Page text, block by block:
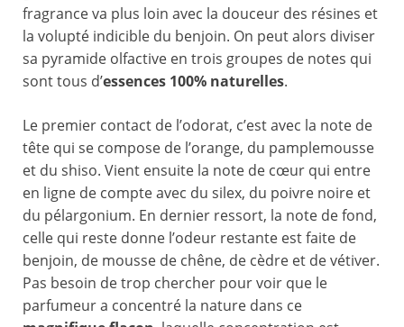
fragrance va plus loin avec la douceur des résines et
la volupté indicible du benjoin. On peut alors diviser
sa pyramide olfactive en trois groupes de notes qui
sont tous d’essences 100% naturelles.
Le premier contact de l’odorat, c’est avec la note de
tête qui se compose de l’orange, du pamplemousse
et du shiso. Vient ensuite la note de cœur qui entre
en ligne de compte avec du silex, du poivre noire et
du pélargonium. En dernier ressort, la note de fond,
celle qui reste donne l’odeur restante est faite de
benjoin, de mousse de chêne, de cèdre et de vétiver.
Pas besoin de trop chercher pour voir que le
parfumeur a concentré la nature dans ce